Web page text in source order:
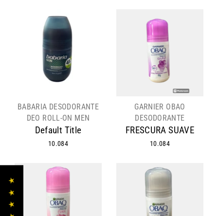
BABARIA DESODORANTE
DEO ROLL-ON MEN
Default Title
10.084
GARNIER OBAO
DESODORANTE
FRESCURA SUAVE
10.084
★ ★ ★ ★ ★